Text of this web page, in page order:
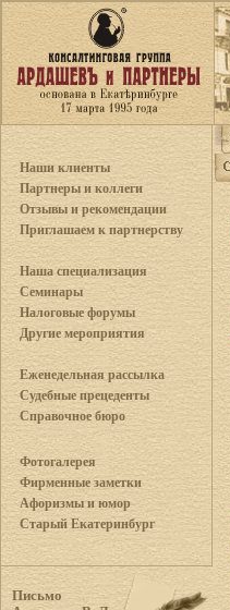
Наши клиенты
Партнеры и коллеги
Отзывы и рекомендации
Приглашаем к партнерству
Наша специализация
Семинары
Налоговые форумы
Другие мероприятия
Еженедельная рассылка
Судебные прецеденты
Справочное бюро
Фотогалерея
Фирменные заметки
Афоризмы и юмор
Старый Екатеринбург
Письмо